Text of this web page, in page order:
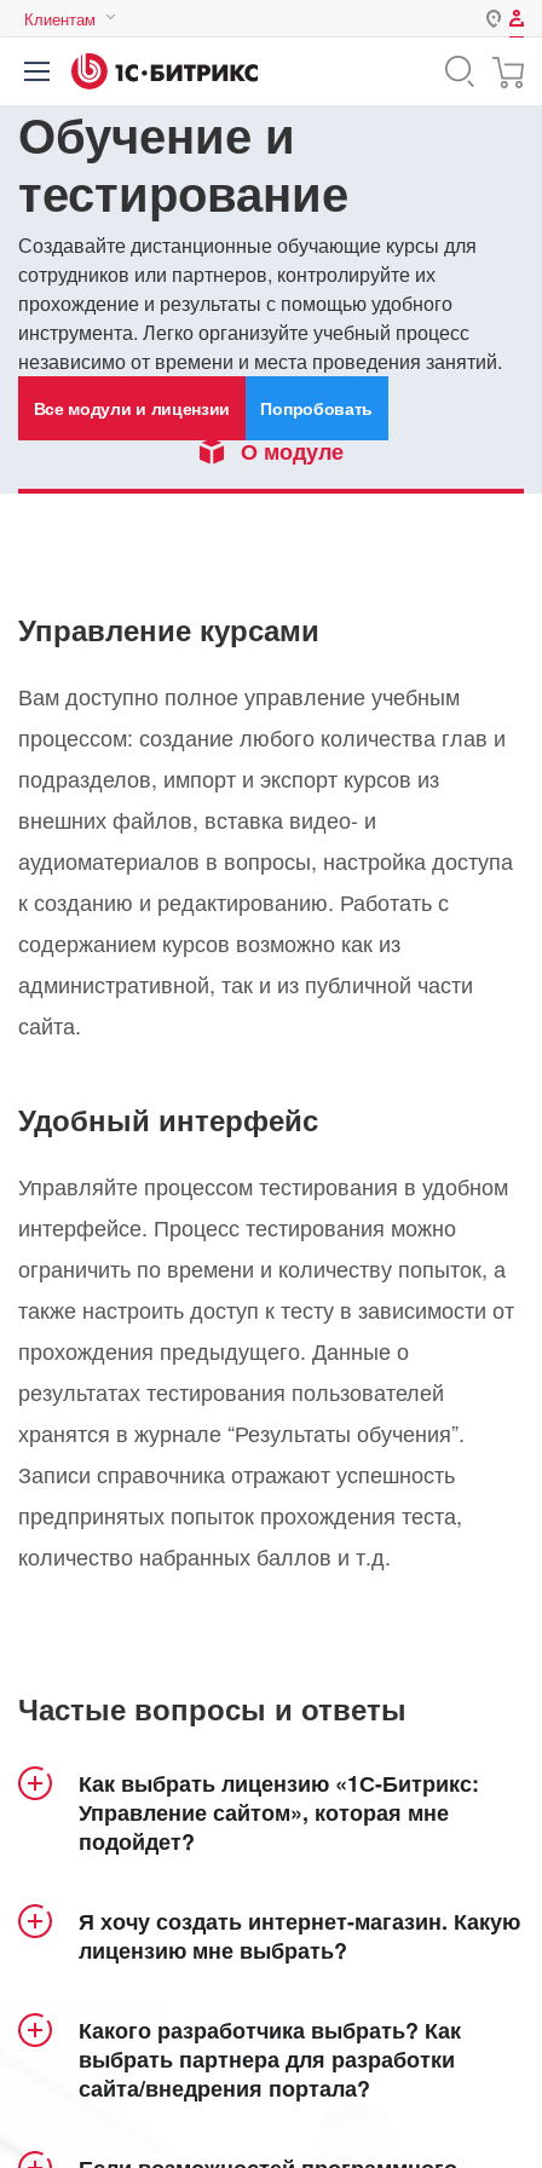
Клиентам
Авторизация
Логин
Пароль
Запомнить меня на этом
компьютере
Забыли свой пароль?
Обучение и
тестирование
Создавайте дистанционные обучающие курсы для
сотрудников или партнеров, контролируйте их
прохождение и результаты с помощью удобного
инструмента. Легко организуйте учебный процесс
независимо от времени и места проведения занятий.
Все модули и лицензии Попробовать
О модуле
Управление курсами
Вам доступно полное управление учебным
процессом: создание любого количества глав и
подразделов, импорт и экспорт курсов из
внешних файлов, вставка видео- и
аудиоматериалов в вопросы, настройка доступа
к созданию и редактированию. Работать с
содержанием курсов возможно как из
административной, так и из публичной части
сайта.
Удобный интерфейс
Управляйте процессом тестирования в удобном
интерфейсе. Процесс тестирования можно
ограничить по времени и количеству попыток, а
также настроить доступ к тесту в зависимости от
прохождения предыдущего. Данные о
результатах тестирования пользователей
хранятся в журнале “Результаты обучения”.
Записи справочника отражают успешность
предпринятых попыток прохождения теста,
количество набранных баллов и т.д.
Частые вопросы и ответы
Как выбрать лицензию «1С-Битрикс:
Управление сайтом», которая мне
подойдет?
Продукт «1С-Битрикс: Управление сайтом»
включает 5 лицензий – «Старт», «Стандарт»,
Посмотрите удобную детальную
таблицу
сравнения лицензий, в которой наглядно
представлен функционал каждой из них.
Я хочу создать интернет-магазин. Какую
лицензию мне выбрать?
лицензиях
«Малый бизнес» ,«Бизнес»
«Энтерпрайз».
Кроме того, специально для самых
Какого разработчика выбрать? Как
выбрать партнера для разработки
сайта/внедрения портала?
Все зависит от ваших задач и требований. Мы